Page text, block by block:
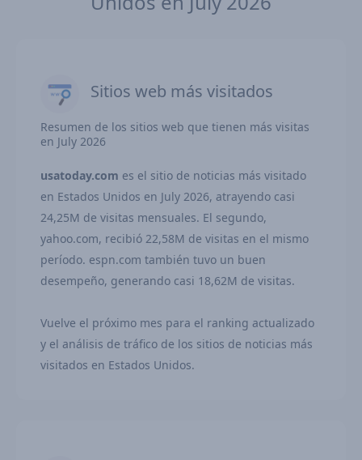
Sitios web más visitados
Resumen de los sitios web que tienen más visitas
en July 2026
usatoday.com es el sitio de noticias más visitado
en Estados Unidos en July 2026, atrayendo casi
24,25M de visitas mensuales. El segundo,
yahoo.com, recibió 22,58M de visitas en el mismo
período. espn.com también tuvo un buen
desempeño, generando casi 18,62M de visitas.
Vuelve el próximo mes para el ranking actualizado
y el análisis de tráfico de los sitios de noticias más
visitados en Estados Unidos.